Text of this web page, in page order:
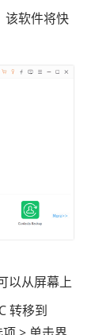
该软件将快
以从屏幕上
转移到